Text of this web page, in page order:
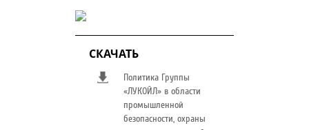
СКАЧАТЬ
Политика Группы
«ЛУКОЙЛ» в области
промышленной
безопасности, охраны